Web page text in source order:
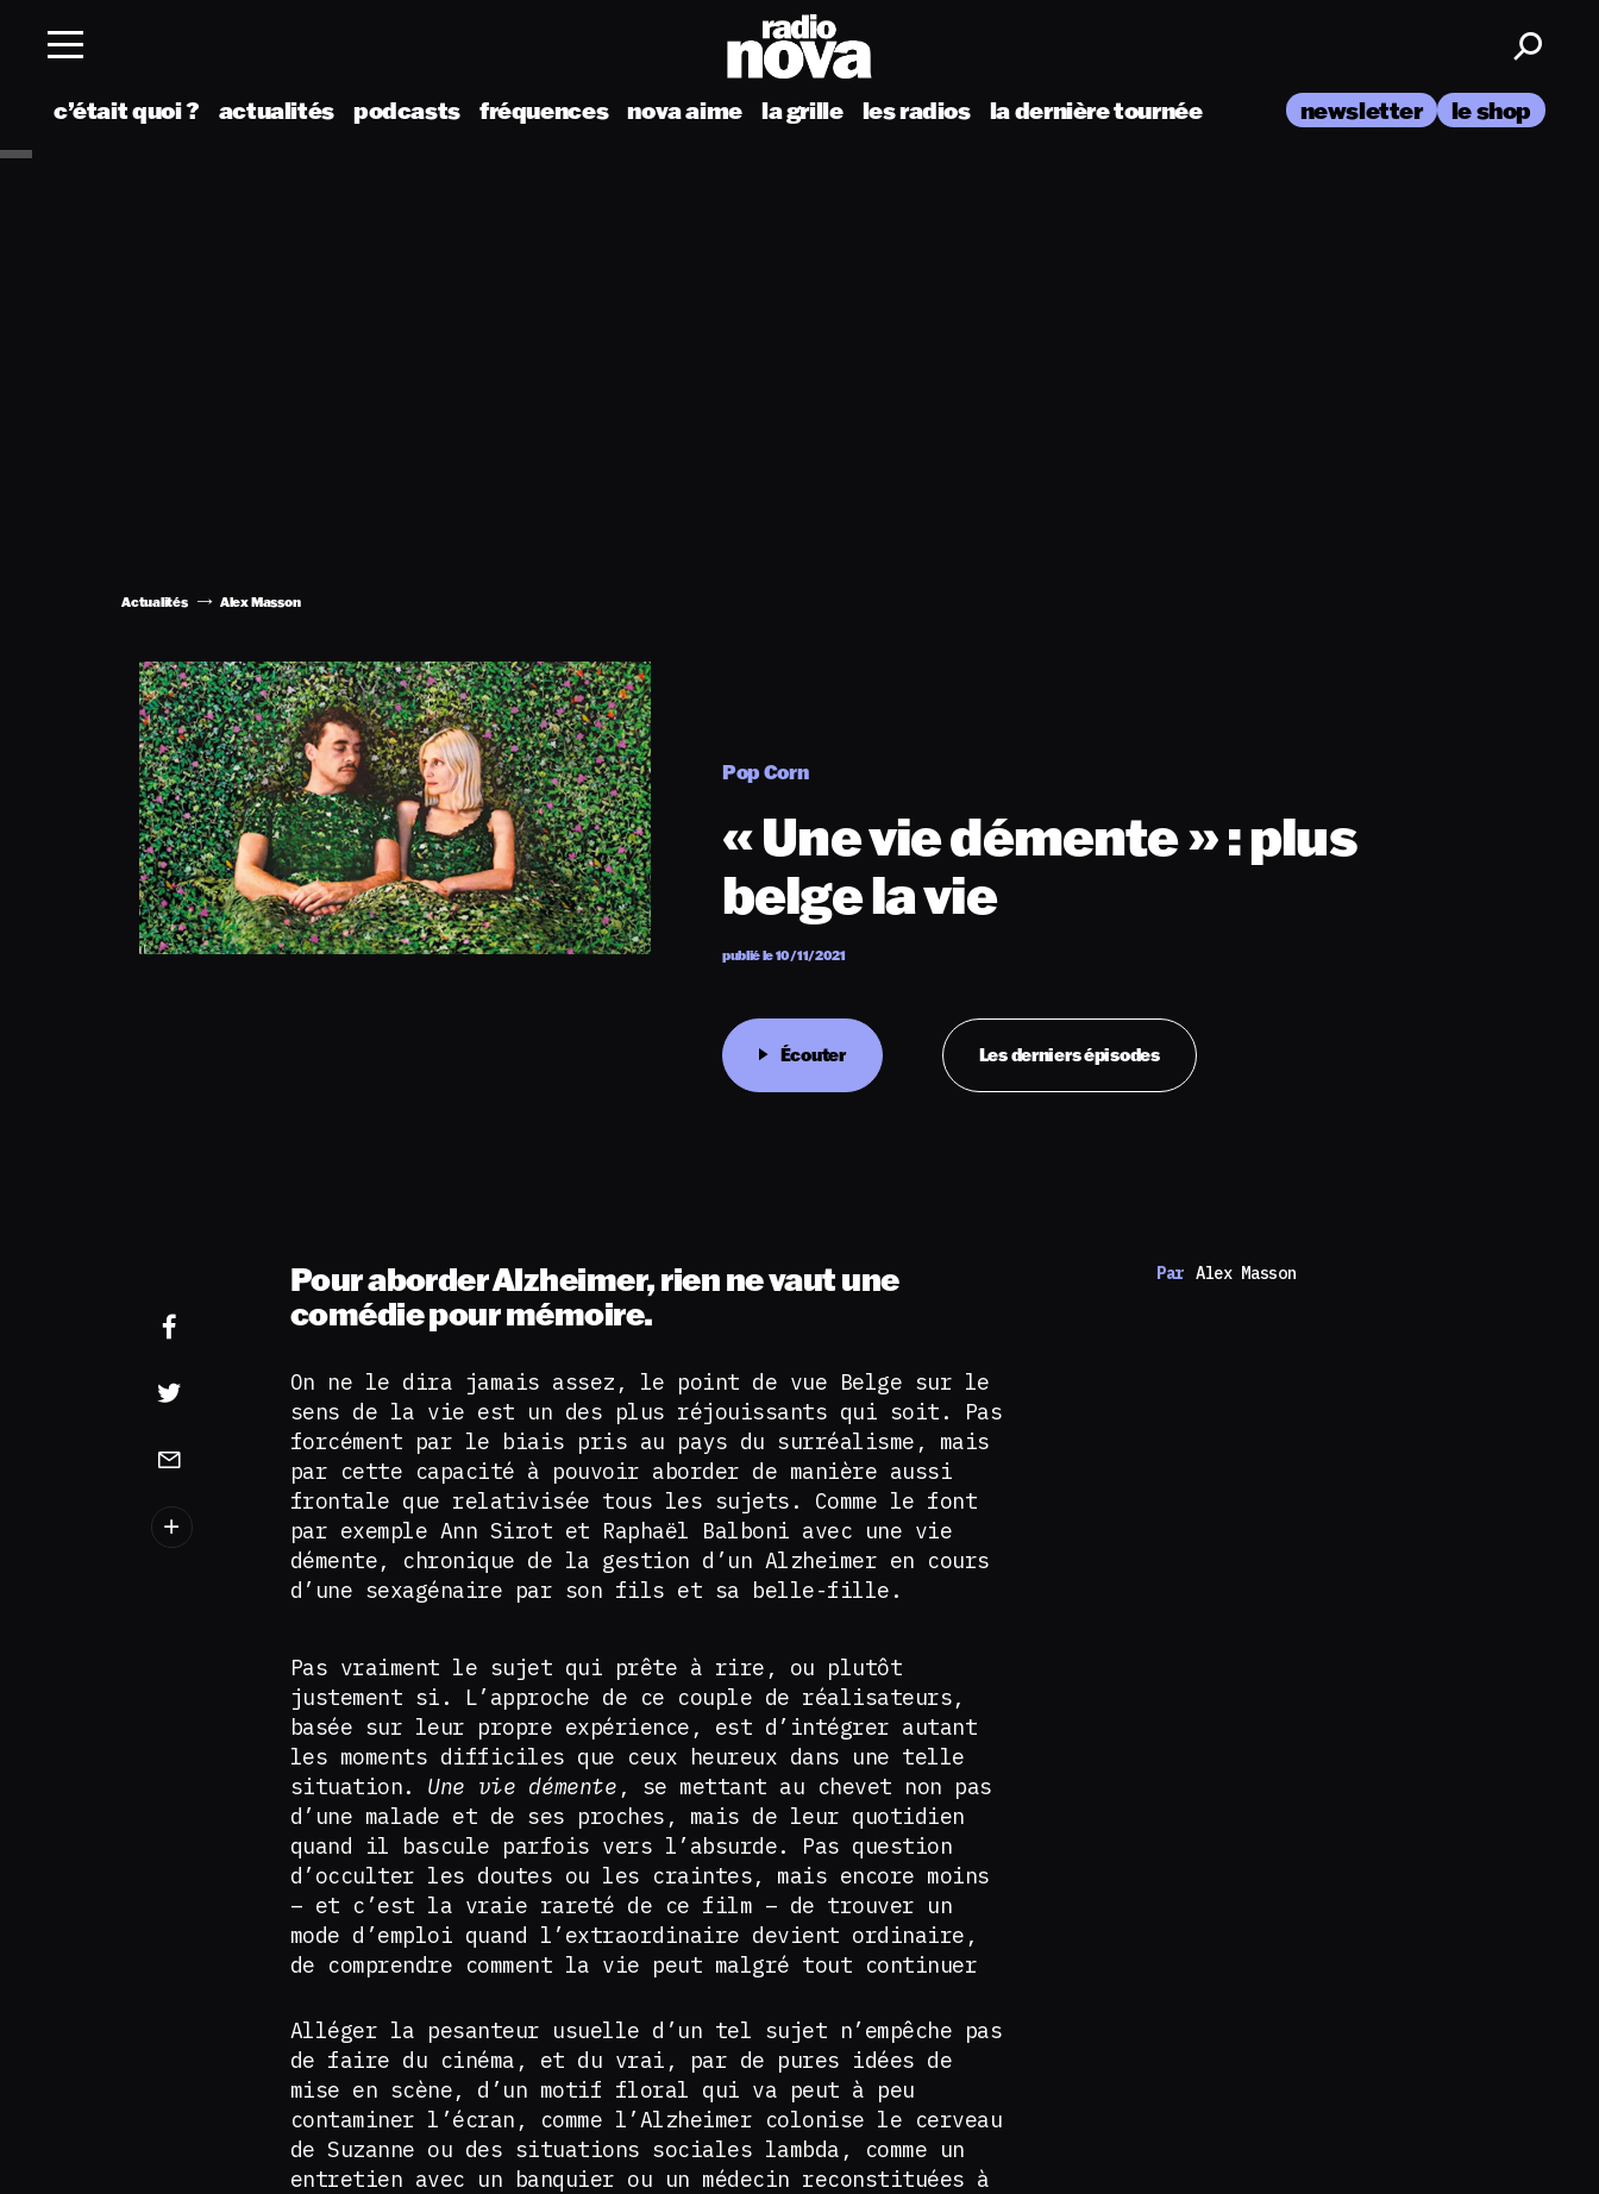
c’était quoi ? actualités podcasts fréquences nova aime la grille les radios la dernière tournée newsletter le shop
Actualités Alex Masson
Pop Corn
« Une vie démente » : plus
belge la vie
Écouter Les derniers épisodes
publié le 10/11/2021
Pour aborder Alzheimer, rien ne vaut une
comédie pour mémoire.
On ne le dira jamais assez, le point de vue Belge sur le
sens de la vie est un des plus réjouissants qui soit. Pas
forcément par le biais pris au pays du surréalisme, mais
par cette capacité à pouvoir aborder de manière aussi
frontale que relativisée tous les sujets. Comme le font
par exemple Ann Sirot et Raphaël Balboni avec une vie
démente, chronique de la gestion d’un Alzheimer en cours
d’une sexagénaire par son fils et sa belle-fille.
Pas vraiment le sujet qui prête à rire, ou plutôt
justement si. L’approche de ce couple de réalisateurs,
basée sur leur propre expérience, est d’intégrer autant
les moments difficiles que ceux heureux dans une telle
situation. Une vie démente , se mettant au chevet non pas
d’une malade et de ses proches, mais de leur quotidien
quand il bascule parfois vers l’absurde. Pas question
d’occulter les doutes ou les craintes, mais encore moins
– et c’est la vraie rareté de ce film – de trouver un
mode d’emploi quand l’extraordinaire devient ordinaire,
de comprendre comment la vie peut malgré tout continuer
Alléger la pesanteur usuelle d’un tel sujet n’empêche pas
de faire du cinéma, et du vrai, par de pures idées de
mise en scène, d’un motif floral qui va peut à peu
contaminer l’écran, comme l’Alzheimer colonise le cerveau
de Suzanne ou des situations sociales lambda, comme un
entretien avec un banquier ou un médecin reconstituées à
Par Alex Masson